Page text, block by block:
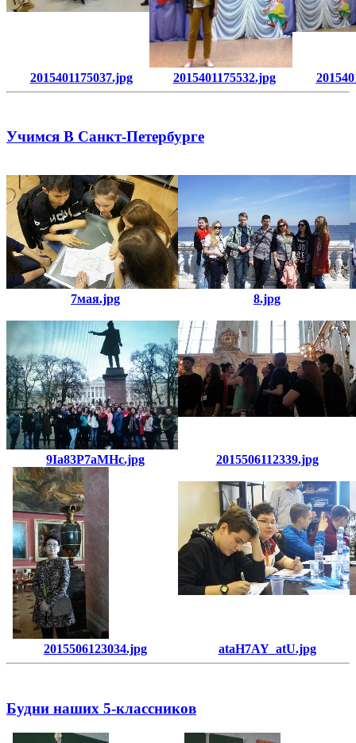
2015401175037.jpg 2015401175532.jpg
Учимся В Санкт-Петербурге
7мая.jpg 8.jpg
9Ia83P7aMHc.jpg 2015506112339.jpg
2015506123034.jpg ataH7AY_atU.jpg
Будни наших 5-классников